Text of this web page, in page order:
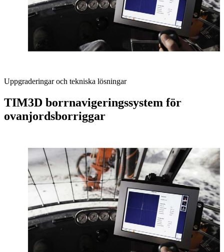
Uppgraderingar och tekniska lösningar
TIM3D borrnavigeringssystem för
ovanjordsborriggar